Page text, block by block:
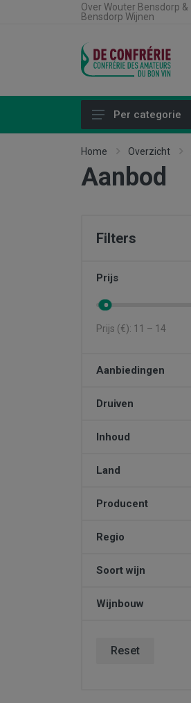
Over Wouter Bensdorp &
Bensdorp Wijnen
Alle producten
Land
Type product
Per categorie
Home Overzicht
Aanbod
Filters
Prijs
Prijs (€): 11 – 14
Aanbiedingen
Druiven
Inhoud
Land
Producent
Regio
Soort wijn
Wijnbouw
Reset